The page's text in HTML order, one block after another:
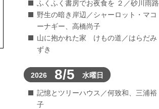
ふくふく書房でお夜食を ２／砂川雨路
野生の暗き岸辺／シャーロット・マコ
ーナギー、高橋尚子
山に抱かれた家 けもの道／はらだみ
ずき
2026 8/5 水曜日
記憶とツリーハウス／何致和、三浦裕
子